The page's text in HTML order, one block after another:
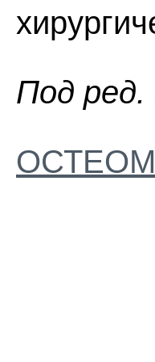
Пoд peд.